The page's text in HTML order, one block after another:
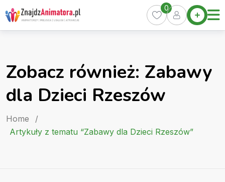
Skip
to
content
Home
Oferty
Pakiety
Kurs
Artykuły
0
Zobacz również: Zabawy
dla Dzieci Rzeszów
Home
/
Artykuły z tematu “Zabawy dla Dzieci Rzeszów”